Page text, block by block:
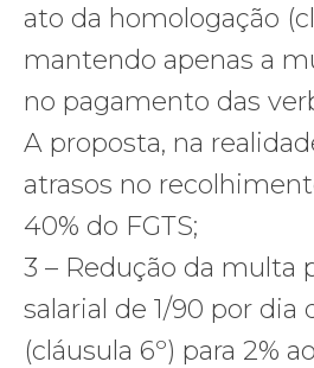
ato da homologação
mantendo apenas a
no pagamento das
A proposta, na
atrasos no
40% do FGTS;
3 – Redução da multa
salarial de 1/90 por dia
(cláusula 6º) para 2%